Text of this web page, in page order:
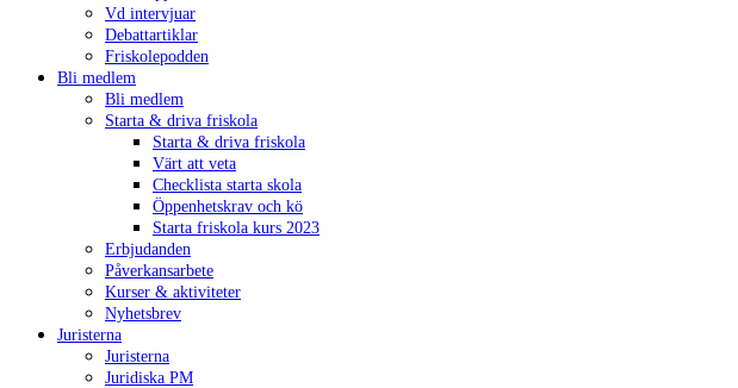
Vd intervjuar
Debattartiklar
Friskolepodden
Bli medlem
Bli medlem
Starta & driva friskola
Starta & driva friskola
Värt att veta
Checklista starta skola
Öppenhetskrav och kö
Starta friskola kurs 2023
Erbjudanden
Påverkansarbete
Kurser & aktiviteter
Nyhetsbrev
Juristerna
Juristerna
Juridiska PM